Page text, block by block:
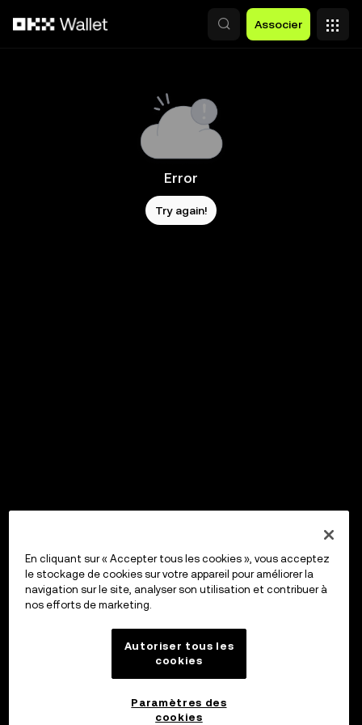
Associer
Error
Try again!
En cliquant sur « Accepter tous les cookies », vous acceptez
le stockage de cookies sur votre appareil pour améliorer la
navigation sur le site, analyser son utilisation et contribuer à
nos efforts de marketing.
Autoriser tous les
cookies
Paramètres des
cookies